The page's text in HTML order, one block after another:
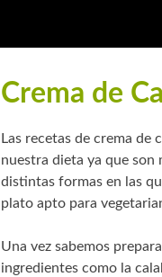
Crema de
Las recetas de crema de
nuestra dieta ya que son
distintas formas en las
plato apto para
Una vez sabemos
ingredientes como la